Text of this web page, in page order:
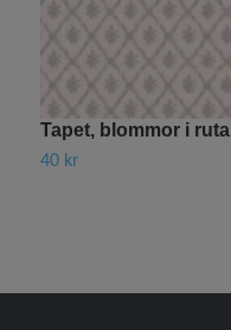
Tapet, blommor i ruta
40 kr